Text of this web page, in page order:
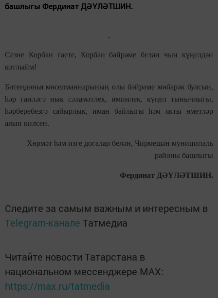
башлыгы Фердинат ДӘҮЛӘТШИН.
Сезне Корбан гаете, Корбан бәйрәме белән чын күңелдән
котлыйм!
Бөтендөнья мөселманнарының олы бәйрәме мөбарәк булсын,
һәр гаиләгә нык сәламәтлек, иминлек, күңел тынычлыгы,
һәрберебезгә сабырлык, иман байлыгы һәм якты өметләр
алып килсен.
Хөрмәт һәм изге догалар белән, Чирмешән муниципаль
районы башлыгы
Фердинат ДӘҮЛӘТШИН.
Следите за самым важным и интересным в
Telegram-канале Татмедиа
Читайте новости Татарстана в
национальном мессенджере MАХ:
https://max.ru/tatmedia